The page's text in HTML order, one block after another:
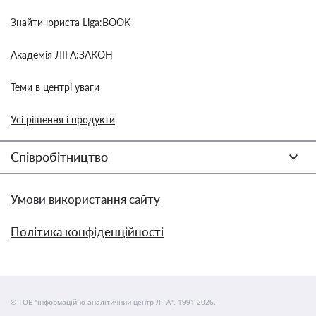
Знайти юриста Liga:BOOK
Академія ЛІГА:ЗАКОН
Теми в центрі уваги
Усі рішення і продукти
Співробітництво
Умови використання сайту
Політика конфіденційності
© ТОВ "інформаційно-аналітичний центр ЛІГА", 1991-2026.